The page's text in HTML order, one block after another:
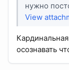
нужно
View
осознавать